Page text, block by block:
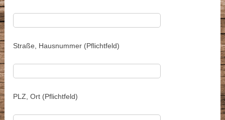
Straße, Hausnummer (Pflichtfeld)
PLZ, Ort (Pflichtfeld)